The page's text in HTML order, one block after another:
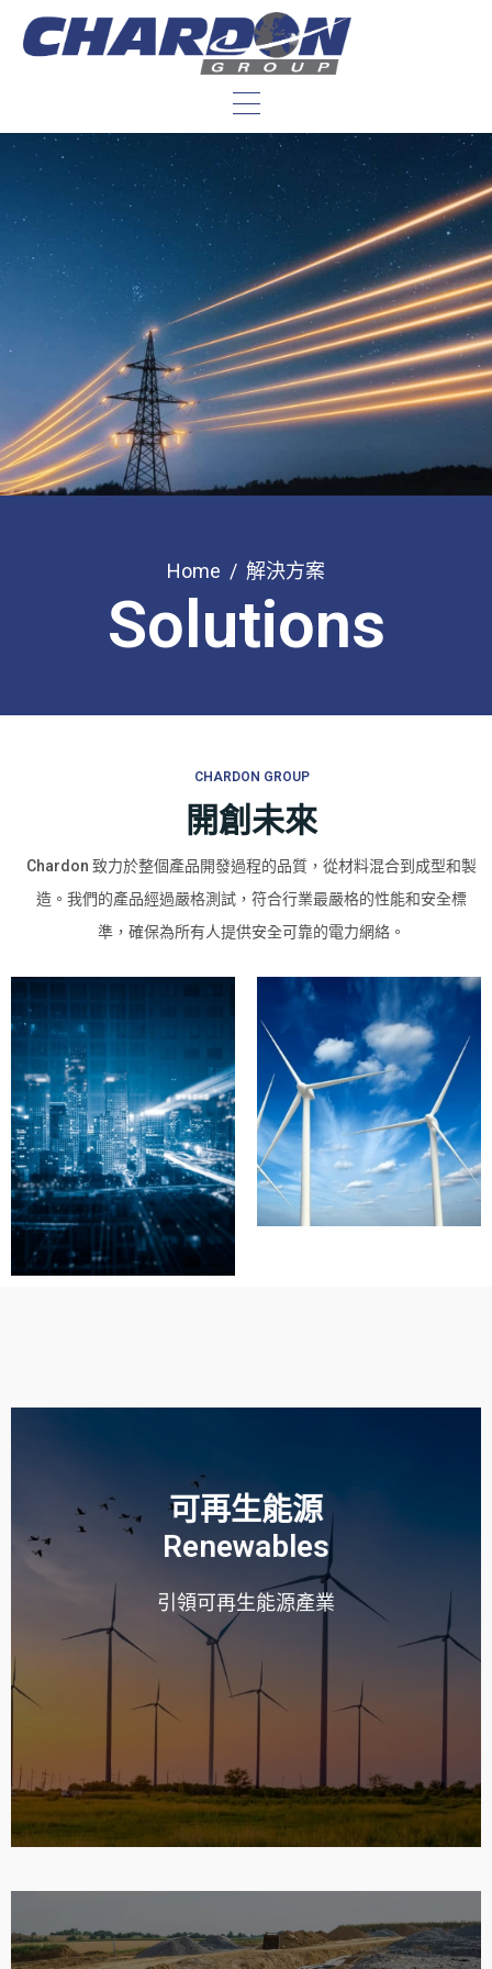
Home 解決方案
Solutions
CHARDON GROUP
開創未來
Chardon 致力於整個產品開發過程的品質，從材料混合到成型和製
造。我們的產品經過嚴格測試，符合行業最嚴格的性能和安全標
準，確保為所有人提供安全可靠的電力網絡。
可再生能源
Renewables
引領可再生能源產業
Renewable Energy
Chardon 的 ANSI/IEEE 和 IEC 連接器和終端經過特殊開
發，能夠承受最惡劣的環境，足以撐過風力渦輪機的整個
使用壽命。
READ MORE